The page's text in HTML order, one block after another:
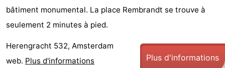
centre
jardins
de
Environs
bâtiment monumental. La place Rembrandt se trouve à
seulement 2 minutes à pied.
Herengracht 532, Amsterdam
web. Plus d'informations Plus d'informations